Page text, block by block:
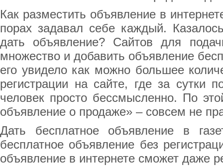
Как разместить объявление в
порах задавал себе каждый.
дать объявление? Сайтов для
множество и добавить объявление
его увидело как можно большее
регистрации на сайте, где за сутки
человек просто бессмысленно. По
объявление о продаже» – совсем не
Дать бесплатное объявление в
бесплатное объявление без
объявление в интернете сможет даже